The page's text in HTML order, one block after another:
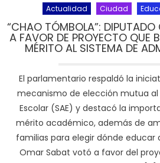
Actualidad Ciudad
“CHAO TÓMBOLA”:
A FAVOR DE PROYECTO QUE
MÉRITO AL SISTEMA DE
El parlamentario respaldó la
mecanismo de elección mutua al
Escolar (SAE) y destacó la
mérito académico, además de
familias para elegir dónde educar
Omar Sabat votó a favor del